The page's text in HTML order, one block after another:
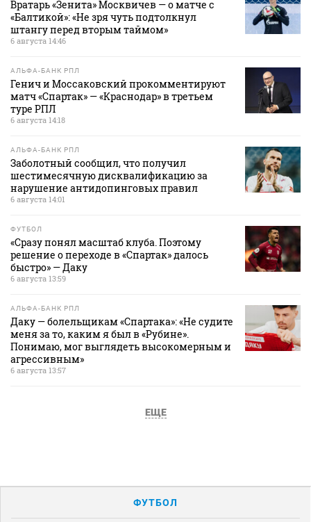
Вратарь «Зенита» Москвичев — о матче с
«Балтикой»: «Не зря чуть подтолкнул
штангу перед вторым таймом»
6 августа 14:46
АЛЬФА-БАНК РПЛ
Генич и Моссаковский прокомментируют
матч «Спартак» — «Краснодар» в третьем
туре РПЛ
6 августа 14:18
АЛЬФА-БАНК РПЛ
Заболотный сообщил, что получил
шестимесячную дисквалификацию за
нарушение антидопинговых правил
6 августа 14:01
ФУТБОЛ
«Сразу понял масштаб клуба. Поэтому
решение о переходе в «Спартак» далось
быстро» — Даку
6 августа 13:59
АЛЬФА-БАНК РПЛ
Даку — болельщикам «Спартака»: «Не судите
меня за то, каким я был в «Рубине».
Понимаю, мог выглядеть высокомерным и
агрессивным»
6 августа 13:57
ЕЩЕ
ФУТБОЛ